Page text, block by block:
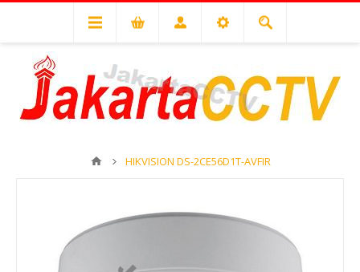
HIKVISION DS-2CE56D1T-AVFIR